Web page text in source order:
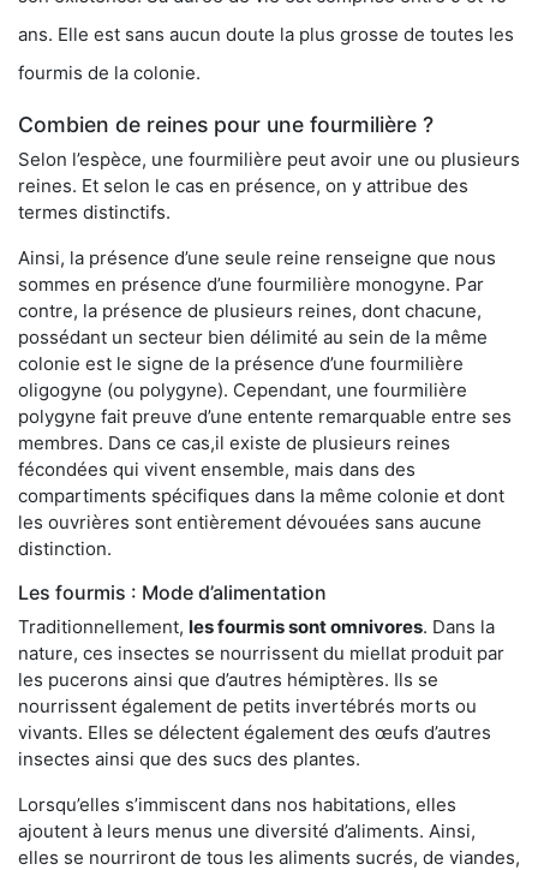
ans. Elle est sans aucun doute la plus grosse de toutes les
fourmis de la colonie.
Combien de reines pour une fourmilière ?
Selon l’espèce, une fourmilière peut avoir une ou plusieurs
reines. Et selon le cas en présence, on y attribue des
termes distinctifs.
Ainsi, la présence d’une seule reine renseigne que nous
sommes en présence d’une fourmilière monogyne. Par
contre, la présence de plusieurs reines, dont chacune,
possédant un secteur bien délimité au sein de la même
colonie est le signe de la présence d’une fourmilière
oligogyne (ou polygyne). Cependant, une fourmilière
polygyne fait preuve d’une entente remarquable entre ses
membres. Dans ce cas,il existe de plusieurs reines
fécondées qui vivent ensemble, mais dans des
compartiments spécifiques dans la même colonie et dont
les ouvrières sont entièrement dévouées sans aucune
distinction.
Les fourmis : Mode d’alimentation
Traditionnellement, les fourmis sont omnivores. Dans la
nature, ces insectes se nourrissent du miellat produit par
les pucerons ainsi que d’autres hémiptères. Ils se
nourrissent également de petits invertébrés morts ou
vivants. Elles se délectent également des œufs d’autres
insectes ainsi que des sucs des plantes.
Lorsqu’elles s’immiscent dans nos habitations, elles
ajoutent à leurs menus une diversité d’aliments. Ainsi,
elles se nourriront de tous les aliments sucrés, de viandes,